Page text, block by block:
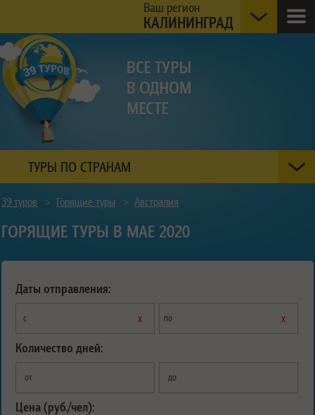
Ваш регион
КАЛИНИНГРАД
ТУРЫ ПО СТРАНАМ
39 туров > Горящие туры > Австралия
ГОРЯЩИЕ ТУРЫ В МАЕ 2020
Даты отправления:
с х по х
Количество дней:
от до
Цена (руб./чел):